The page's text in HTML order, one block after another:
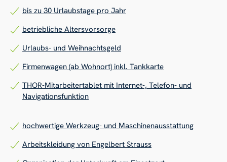
bis zu 30 Urlaubstage pro Jahr
betriebliche Altersvorsorge
Urlaubs- und Weihnachtsgeld
Firmenwagen (ab Wohnort) inkl. Tankkarte
THOR-Mitarbeitertablet mit Internet-, Telefon- und
Navigationsfunktion
hochwertige Werkzeug- und Maschinenausstattung
Arbeitskleidung von Engelbert Strauss